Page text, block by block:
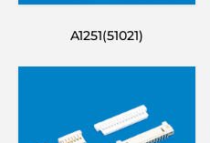
A1251(51021)